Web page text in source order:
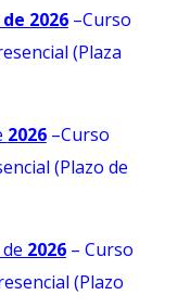
de 2026–Curso
(Plaza
2026–Curso
(Plazo de
de 2026– Curso
(Plazo